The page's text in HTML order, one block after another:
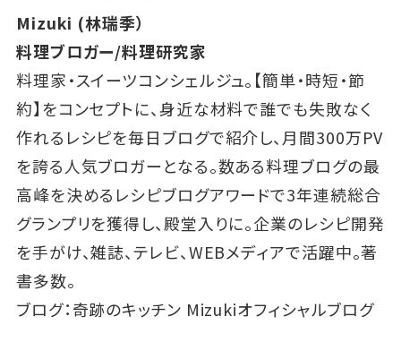
Mizuki (林瑞季）
料理ブロガー/料理研究家
料理家・スイーツコンシェルジュ。【簡単・時短・節
約】をコンセプトに、身近な材料で誰でも失敗なく
作れるレシピを毎日ブログで紹介し、月間300万PV
を誇る人気ブロガーとなる。数ある料理ブログの最
高峰を決めるレシピブログアワードで3年連続総合
グランプリを獲得し、殿堂入りに。企業のレシピ開発
を手がけ、雑誌、テレビ、WEBメディアで活躍中。著
書多数。
ブログ：奇跡のキッチン Mizukiオフィシャルブログ